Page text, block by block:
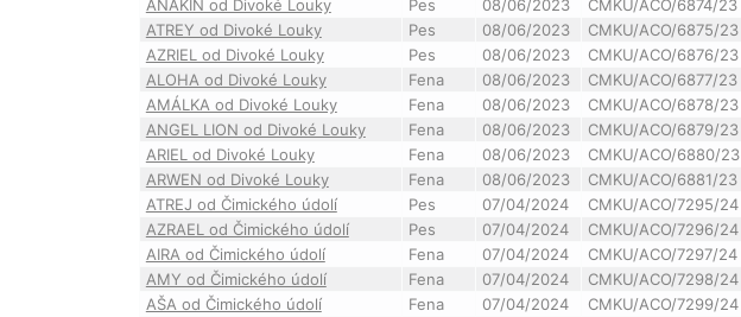
ANAKIN od Divoké Louky
Pes 08/06/2023 CMKU/ACO/6874/23
ATREY od Divoké Louky
Pes 08/06/2023 CMKU/ACO/6875/23
AZRIEL od Divoké Louky
Pes 08/06/2023 CMKU/ACO/6876/23
ALOHA od Divoké Louky
Fena 08/06/2023 CMKU/ACO/6877/23
AMÁLKA od Divoké Louky
Fena 08/06/2023 CMKU/ACO/6878/23
ANGEL LION od Divoké Louky
Fena 08/06/2023 CMKU/ACO/6879/23
ARIEL od Divoké Louky
Fena 08/06/2023 CMKU/ACO/6880/23
ARWEN od Divoké Louky
Fena 08/06/2023 CMKU/ACO/6881/23
ATREJ od Čimického údolí
Pes 07/04/2024 CMKU/ACO/7295/24
AZRAEL od Čimického údolí
Pes 07/04/2024 CMKU/ACO/7296/24
AIRA od Čimického údolí
Fena 07/04/2024 CMKU/ACO/7297/24
AMY od Čimického údolí
Fena 07/04/2024 CMKU/ACO/7298/24
AŠA od Čimického údolí
Fena 07/04/2024 CMKU/ACO/7299/24